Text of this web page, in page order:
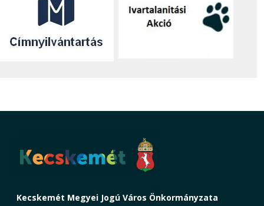
Kecskemét Megyei Jogú Város Önkormányzata